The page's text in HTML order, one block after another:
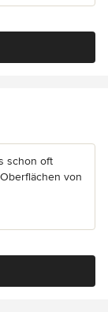
schon oft
von